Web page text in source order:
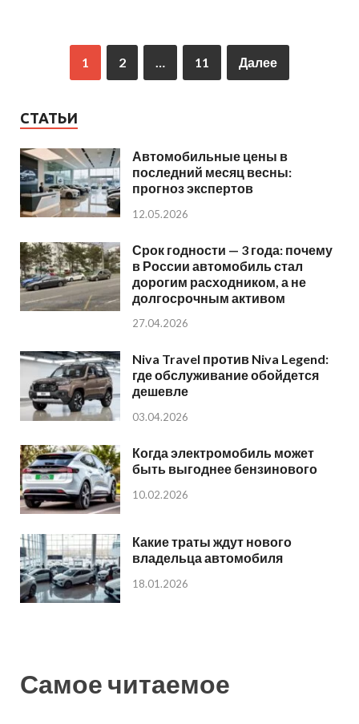
1 2 11 Далее
СТАТЬИ
Автомобильные цены в
последний месяц весны:
прогноз экспертов
12.05.2026
Срок годности — 3 года: почему
в России автомобиль стал
дорогим расходником, а не
долгосрочным активом
27.04.2026
Niva Travel против Niva Legend:
где обслуживание обойдется
дешевле
03.04.2026
Когда электромобиль может
быть выгоднее бензинового
10.02.2026
Какие траты ждут нового
владельца автомобиля
18.01.2026
Самое читаемое